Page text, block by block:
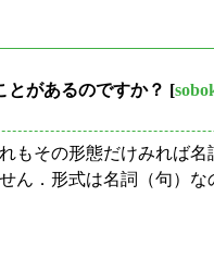
とがあるのですか？ [
その形態だけみれば
ん．形式は名詞（句）